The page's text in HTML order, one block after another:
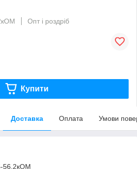
Опт і роздріб
Купити
Доставка Оплата Умови
56,2кОМ